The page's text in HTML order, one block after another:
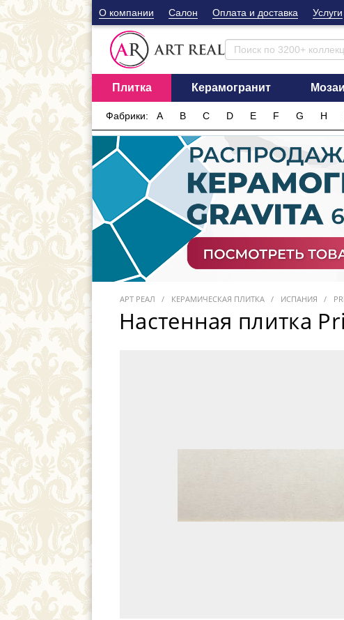
О компании Cалон Оплата и доставка Услуги
Плитка Керамогранит
Фабрики: A B C D E F G H
АРТ РЕАЛ КЕРАМИЧЕСКАЯ ПЛИТКА ИСПАНИЯ
Настенная плитка